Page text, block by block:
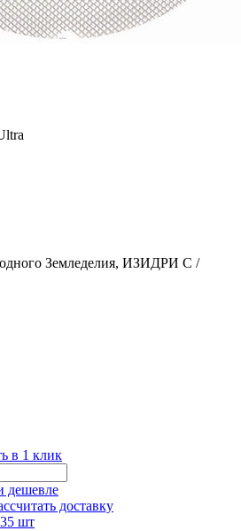
Земледелия, ИЗИДРИ С /
в 1 клик
дешевле
доставку
шт